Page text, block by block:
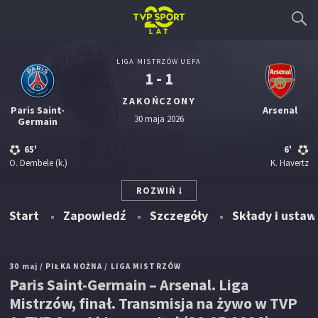
Paris Saint-
Germain
65'
O. Dembele (k.)
LIGA MISTRZÓW UEFA
1 - 1
ZAKOŃCZONY
30 maja 2026
Arsenal
6'
K. Havertz
ROZWIŃ
Start Zapowiedź Szczegóły Składy i
30 maj/ PIŁKA NOŻNA / LIGA MISTRZÓW
Paris Saint-Germain – Arsenal. Liga
Mistrzów, finał. Transmisja na żywo w TVP